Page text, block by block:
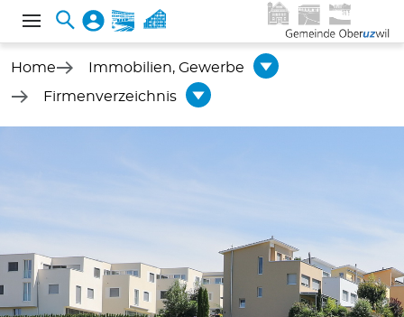
Home
Immobilien, Gewerbe
Firmenverzeichnis